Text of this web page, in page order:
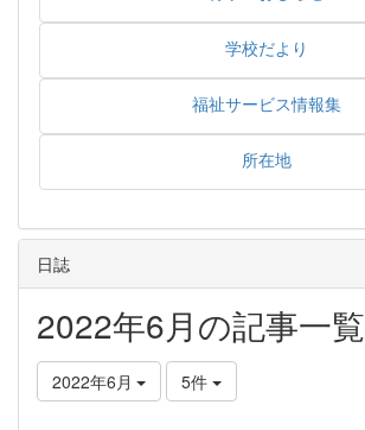
学校だより
福祉サービス情報集
所在地
日誌
2022年6月の記事一覧
2022年6月 5件